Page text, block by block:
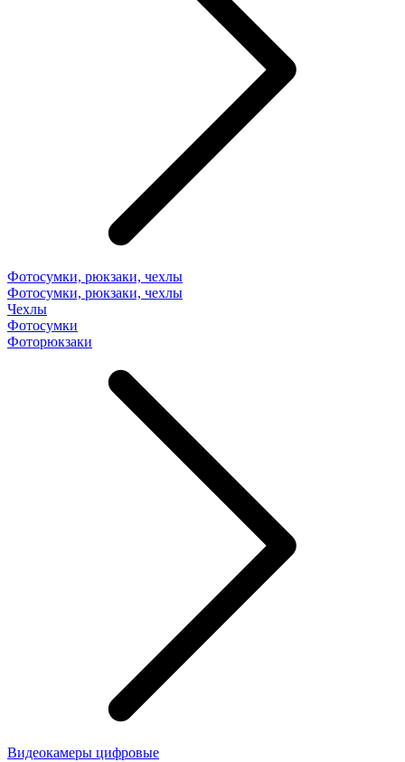
Фотосумки, рюкзаки, чехлы
Фотосумки, рюкзаки, чехлы
Чехлы
Фотосумки
Фоторюкзаки
Видеокамеры цифровые